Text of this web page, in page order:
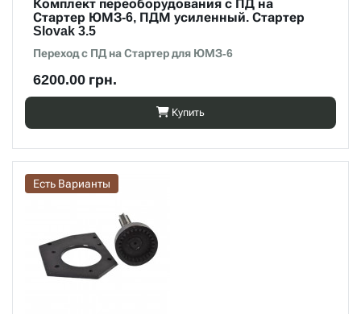
Комплект переоборудования с ПД на
Стартер ЮМЗ-6, ПДМ усиленный. Стартер
Slovak 3.5
Переход с ПД на Стартер для ЮМЗ-6
6200.00 грн.
Купить
Есть Варианты